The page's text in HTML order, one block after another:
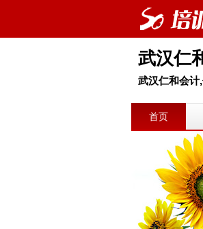
武汉仁
武汉仁和会计
首页